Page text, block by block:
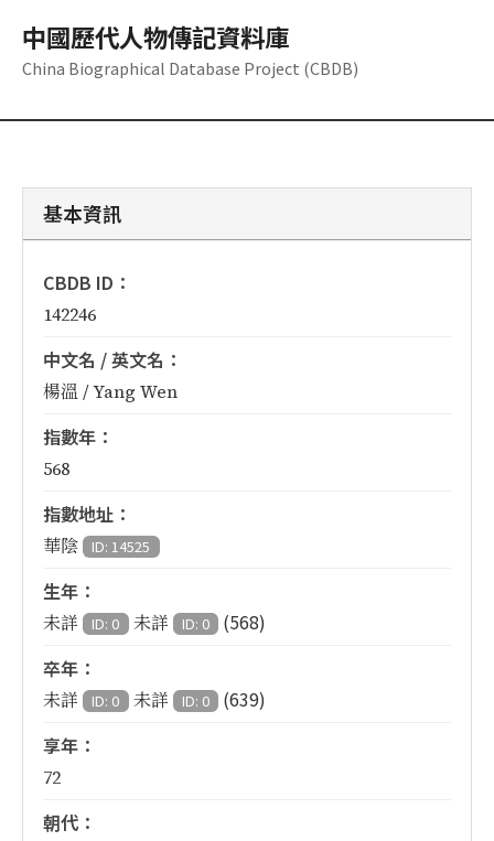
中國歷代人物傳記資料庫
China Biographical Database Project (CBDB)
基本資訊
CBDB ID：
142246
中文名 / 英文名：
楊溫 / Yang Wen
指數年：
568
指數地址：
華陰 ID: 14525
生年：
未詳 ID: 0 未詳 ID: 0
(568)
卒年：
未詳 ID: 0 未詳 ID: 0
(639)
享年：
72
朝代：